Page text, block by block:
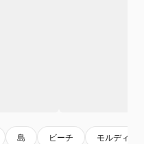
島 ビーチ モルディブ